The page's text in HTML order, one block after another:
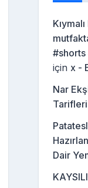
için x -
Nar
Tarifleri
Dair